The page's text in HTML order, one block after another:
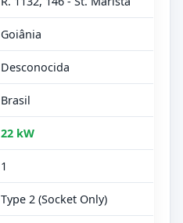
Goiânia
Desconocida
Brasil
22 kW
1
Type 2 (Socket Only)